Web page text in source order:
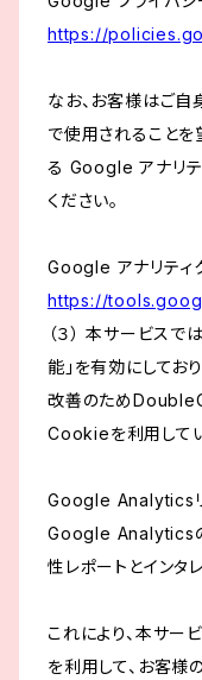
https://
なお、お客様はご
で使用されること
る Google アナリテ
ください。
Google アナリティ
https://
（３） 本サービス
能」を有効にしてお
改善のため
Cookieを利用してい
Google Analytics
Google Analytics
性レポートとインタ
これにより、本サ
を利用して、お客様